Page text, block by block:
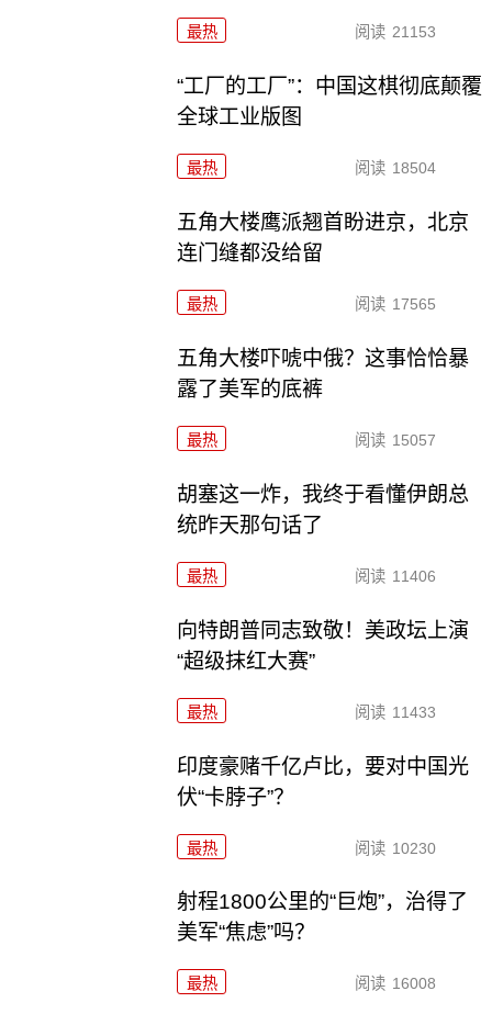
最热 阅读 21153
“工厂的工厂”：中国这棋彻底颠覆
全球工业版图
最热 阅读 18504
五角大楼鹰派翘首盼进京，北京
连门缝都没给留
最热 阅读 17565
五角大楼吓唬中俄？这事恰恰暴
露了美军的底裤
最热 阅读 15057
胡塞这一炸，我终于看懂伊朗总
统昨天那句话了
最热 阅读 11406
向特朗普同志致敬！美政坛上演
“超级抹红大赛”
最热 阅读 11433
印度豪赌千亿卢比，要对中国光
伏“卡脖子”？
最热 阅读 10230
射程1800公里的“巨炮”，治得了
美军“焦虑”吗？
最热 阅读 16008